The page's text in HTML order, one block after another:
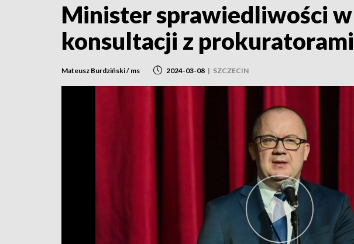
Minister sprawiedliwości w
konsultacji z
Mateusz Burdziński / ms 2024-03-08 | SZCZECIN